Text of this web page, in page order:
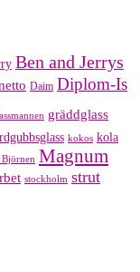
Ben and Jerrys
Daim Diplom-Is
gräddglass
kokos kola
Magnum
stockholm strut